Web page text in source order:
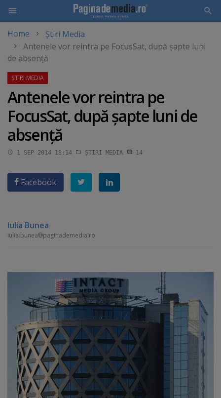
main
content
Home
Știri Media
Antenele vor reintra pe FocusSat, după şapte luni
de absenţă
Antenele vor reintra pe
FocusSat, după şapte luni de
absenţă
1 SEP 2014 18:14 ȘTIRI MEDIA 14
Facebook
Iulia Bunea
iulia.bunea paginademedia.ro